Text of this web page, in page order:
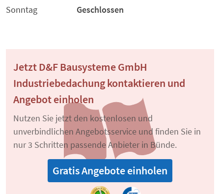
Sonntag
Geschlossen
Jetzt D&F Bausysteme GmbH
Industriebedachung kontaktieren und
Angebot einholen
Nutzen Sie jetzt den kostenlosen und
unverbindlichen Angebotsservice und finden Sie in
nur 3 Schritten passende Anbieter in Bünde.
Gratis Angebote einholen